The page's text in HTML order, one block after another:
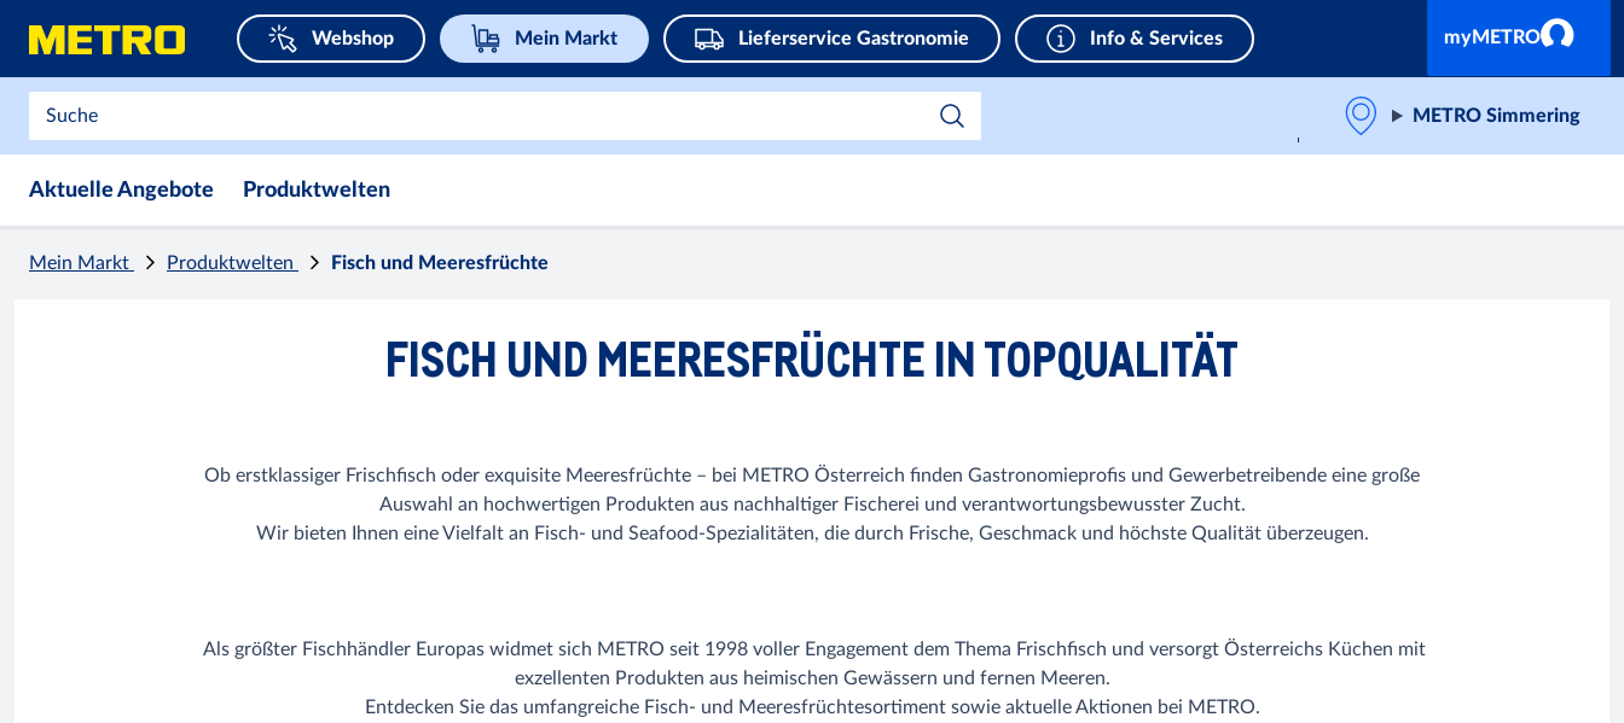
Webshop Mein Markt Lieferservice Gastronomie Info & Services myMETRO
METRO Simmering
Aktuelle Angebote Produktwelten
Mein Markt Produktwelten Fisch und Meeresfrüchte
FISCH UND MEERESFRÜCHTE IN TOPQUALITÄT
Ob erstklassiger Frischfisch oder exquisite Meeresfrüchte – bei METRO Österreich finden Gastronomieprofis und Gewerbetreibende eine große
Auswahl an hochwertigen Produkten aus nachhaltiger Fischerei und verantwortungsbewusster Zucht.
Wir bieten Ihnen eine Vielfalt an Fisch- und Seafood-Spezialitäten, die durch Frische, Geschmack und höchste Qualität überzeugen.
Als größter Fischhändler Europas widmet sich METRO seit 1998 voller Engagement dem Thema Frischfisch und versorgt Österreichs Küchen mit
exzellenten Produkten aus heimischen Gewässern und fernen Meeren.
Entdecken Sie das umfangreiche Fisch- und Meeresfrüchtesortiment sowie aktuelle Aktionen bei METRO.